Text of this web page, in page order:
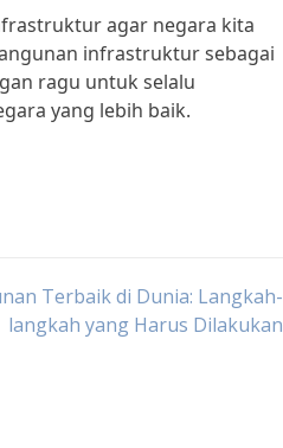
agar negara kita
infrastruktur sebagai
ragu untuk selalu
yang lebih baik.
Terbaik di Dunia: Langkah-
langkah yang Harus Dilakukan